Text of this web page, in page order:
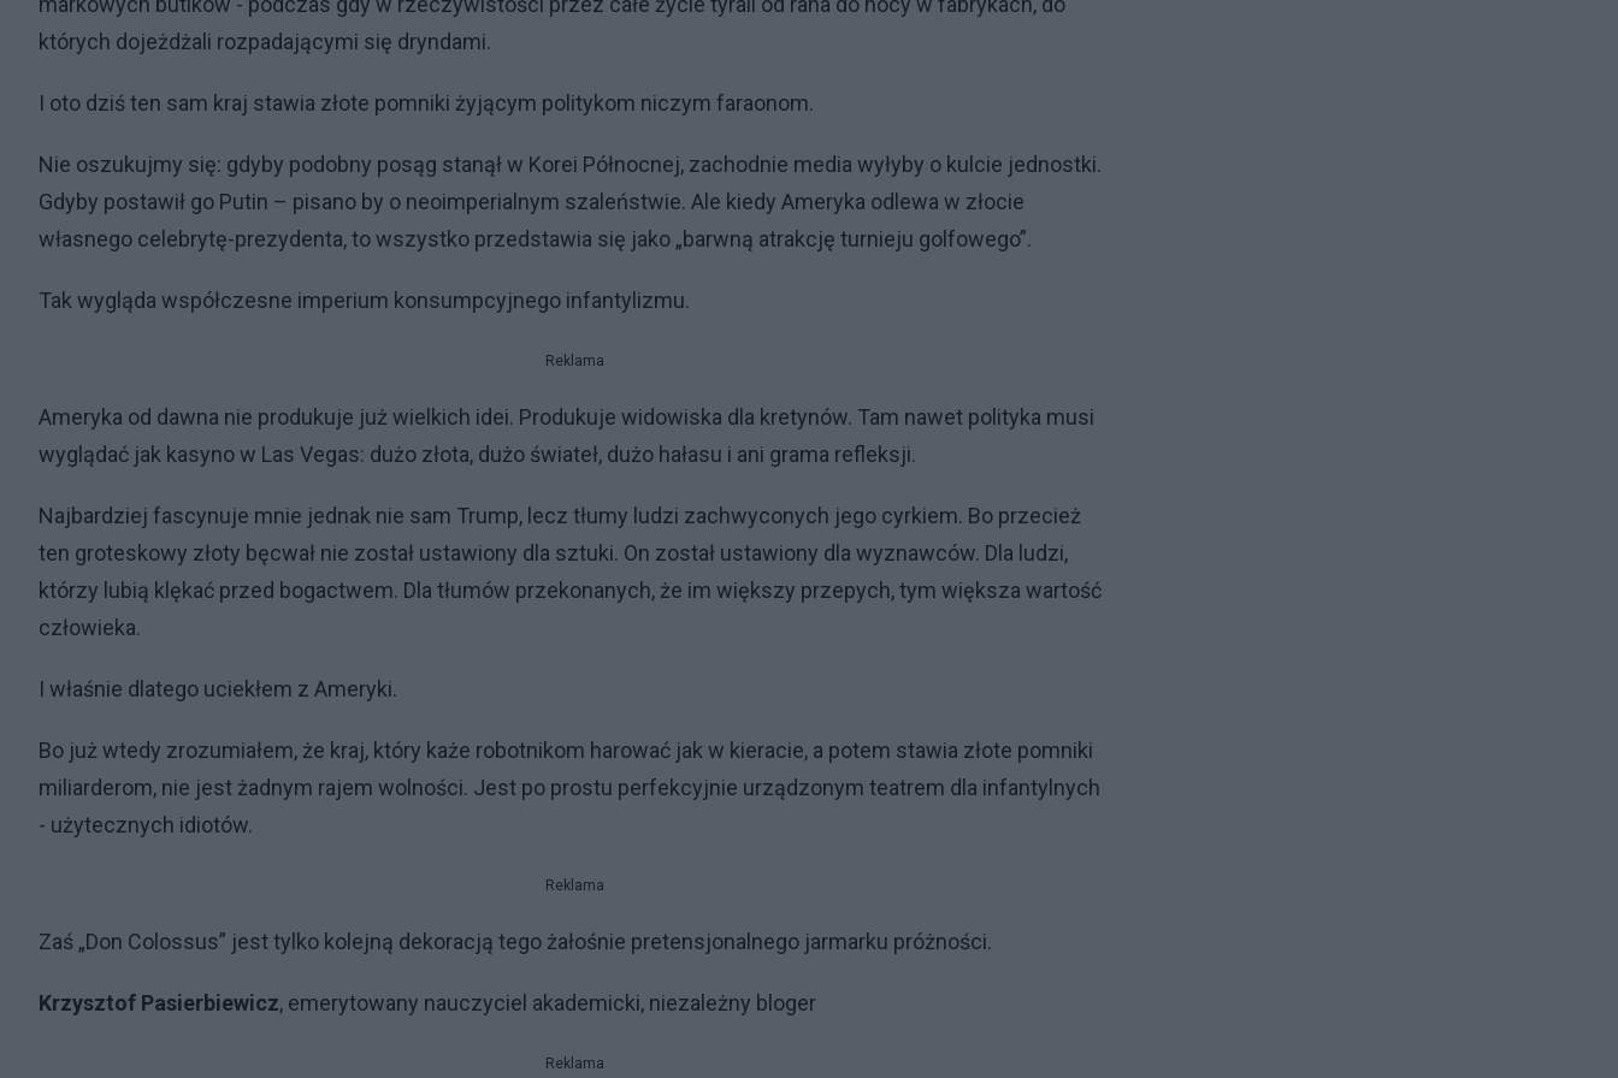
których dojeżdżali rozpadającymi się dryndami.
I oto dziś ten sam kraj stawia złote pomniki żyjącym politykom niczym faraonom.
Nie oszukujmy się: gdyby podobny posąg stanął w Korei Północnej, zachodnie media wyłyby o kulcie jednostki.
Gdyby postawił go Putin – pisano by o neoimperialnym szaleństwie. Ale kiedy Ameryka odlewa w złocie
własnego celebrytę-prezydenta, to wszystko przedstawia się jako „barwną atrakcję turnieju golfowego”.
Tak wygląda współczesne imperium konsumpcyjnego infantylizmu.
Reklama
Ameryka od dawna nie produkuje już wielkich idei. Produkuje widowiska dla kretynów. Tam nawet polityka musi
wyglądać jak kasyno w Las Vegas: dużo złota, dużo świateł, dużo hałasu i ani grama refleksji.
Najbardziej fascynuje mnie jednak nie sam Trump, lecz tłumy ludzi zachwyconych jego cyrkiem. Bo przecież
ten groteskowy złoty bęcwał nie został ustawiony dla sztuki. On został ustawiony dla wyznawców. Dla ludzi,
którzy lubią klękać przed bogactwem. Dla tłumów przekonanych, że im większy przepych, tym większa wartość
człowieka.
I właśnie dlatego uciekłem z Ameryki.
Bo już wtedy zrozumiałem, że kraj, który każe robotnikom harować jak w kieracie, a potem stawia złote pomniki
miliarderom, nie jest żadnym rajem wolności. Jest po prostu perfekcyjnie urządzonym teatrem dla infantylnych
- użytecznych idiotów.
Reklama
Zaś „Don Colossus” jest tylko kolejną dekoracją tego żałośnie pretensjonalnego jarmarku próżności.
Krzysztof Pasierbiewicz, emerytowany nauczyciel akademicki, niezależny bloger
Reklama